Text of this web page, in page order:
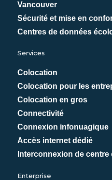
Vancouver
Sécurité et mise en
Centres de données
Services
Colocation
Colocation pour les
Colocation en gros
Connectivité
Connexion infonuagique
Accès internet dédié
Interconnexion de centre
Enterprise